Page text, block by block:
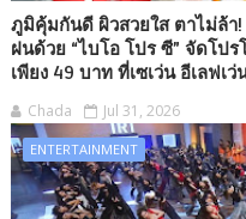
ภูมิคุ้มกันดี ผิวสวยใส ตาไม่ล้า
ฝนด้วย “ไบโอ โปร ซี” จัดโป
เพียง 49 บาท ที่เซเว่น อีเลฟเ
Chada Jul 31, 2026
ENTERTAINMENT